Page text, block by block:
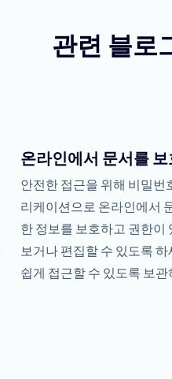
관련 블로
온라인에서 문서를
안전한 접근을 위해 비밀번
리케이션으로 온라인에서
한 정보를 보호하고 권한이
보거나 편집할 수 있도록
쉽게 접근할 수 있도록 보관